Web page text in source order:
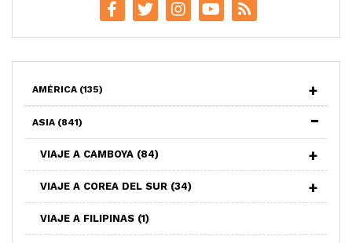
AMÉRICA (135)
ASIA (841)
VIAJE A CAMBOYA (84)
VIAJE A COREA DEL SUR (34)
VIAJE A FILIPINAS (1)